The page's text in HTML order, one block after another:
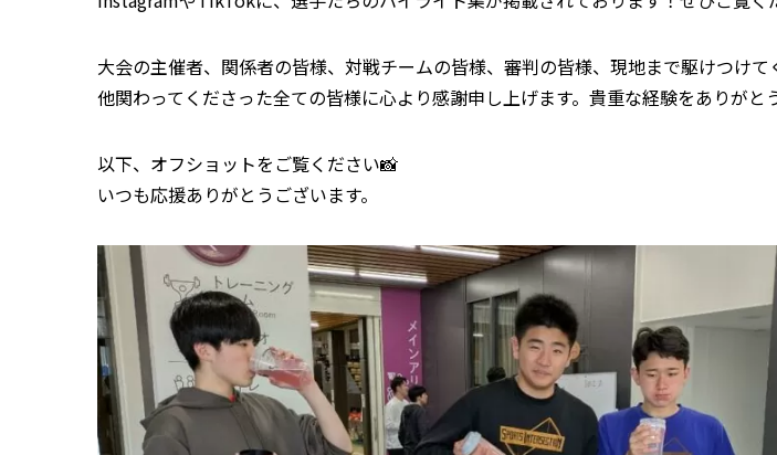
大会の主催者、関係者の皆様、対戦チームの皆様、審判の皆様、現地まで駆けつけ
他関わってくださった全ての皆様に心より感謝申し上げます。貴重な経験をありがと
以下、オフショットをご覧ください📸
いつも応援ありがとうございます。